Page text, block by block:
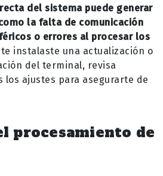
del sistema puede generar
la falta de comunicación
o errores al procesar los
instalaste una actualización o
del terminal, revisa
los ajustes para asegurarte de
procesamiento de